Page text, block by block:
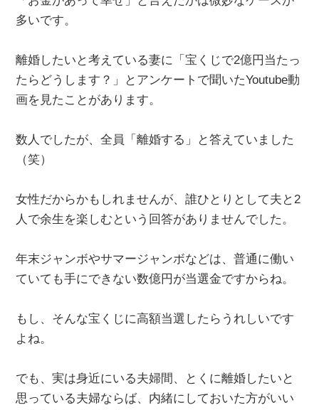
多いです。
離婚したいと考えている妻に「宝くじで2億円当たっ
たらどうします？」とアンケートで聞いたYoutube動
画を見たことがあります。
数人でしたが、全員「離婚する」と答えていました
（笑）
女性だからかもしれませんが、誰ひとりとして夫と2
人で余生を楽しむという回答がありませんでした。
年末ジャンボやサマージャンボなどは、普通に働い
ていても手にできない数億円が当選金ですからね。
もし、そんな宝くじに高額当選したらうれしいです
よね。
でも、実は身近にいる夫婦間、とくに離婚したいと
思っている夫婦ならば、内緒にしておいた方がいい